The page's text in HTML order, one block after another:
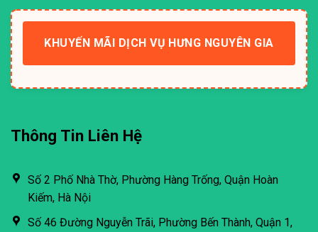
KHUYẾN MÃI DỊCH VỤ HƯNG NGUYÊN GIA
Thông Tin Liên Hệ
Số 2 Phố Nhà Thờ, Phường Hàng Trống, Quận Hoàn
Kiếm, Hà Nội
Số 46 Đường Nguyễn Trãi, Phường Bến Thành, Quận 1,